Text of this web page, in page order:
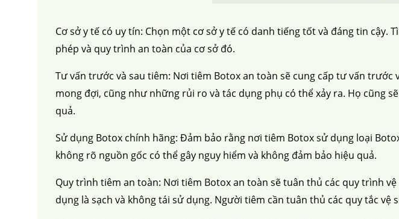
Cơ sở y tế có uy tín: Chọn một cơ sở y tế có danh tiếng tốt và đáng tin cậy.
phép và quy trình an toàn của cơ sở đó.
Tư vấn trước và sau tiêm: Nơi tiêm Botox an toàn sẽ cung cấp tư vấn
mong đợi, cũng như những rủi ro và tác dụng phụ có thể xảy ra. Họ cũng
quả.
Sử dụng Botox chính hãng: Đảm bảo rằng nơi tiêm Botox sử dụng loại
không rõ nguồn gốc có thể gây nguy hiểm và không đảm bảo hiệu quả.
Quy trình tiêm an toàn: Nơi tiêm Botox an toàn sẽ tuân thủ các quy trình
dụng là sạch và không tái sử dụng. Người tiêm cần tuân thủ các quy tắc